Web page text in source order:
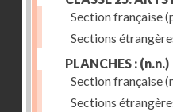
Section française
Sections
PLANCHES : (n.n.)
Section française
Sections